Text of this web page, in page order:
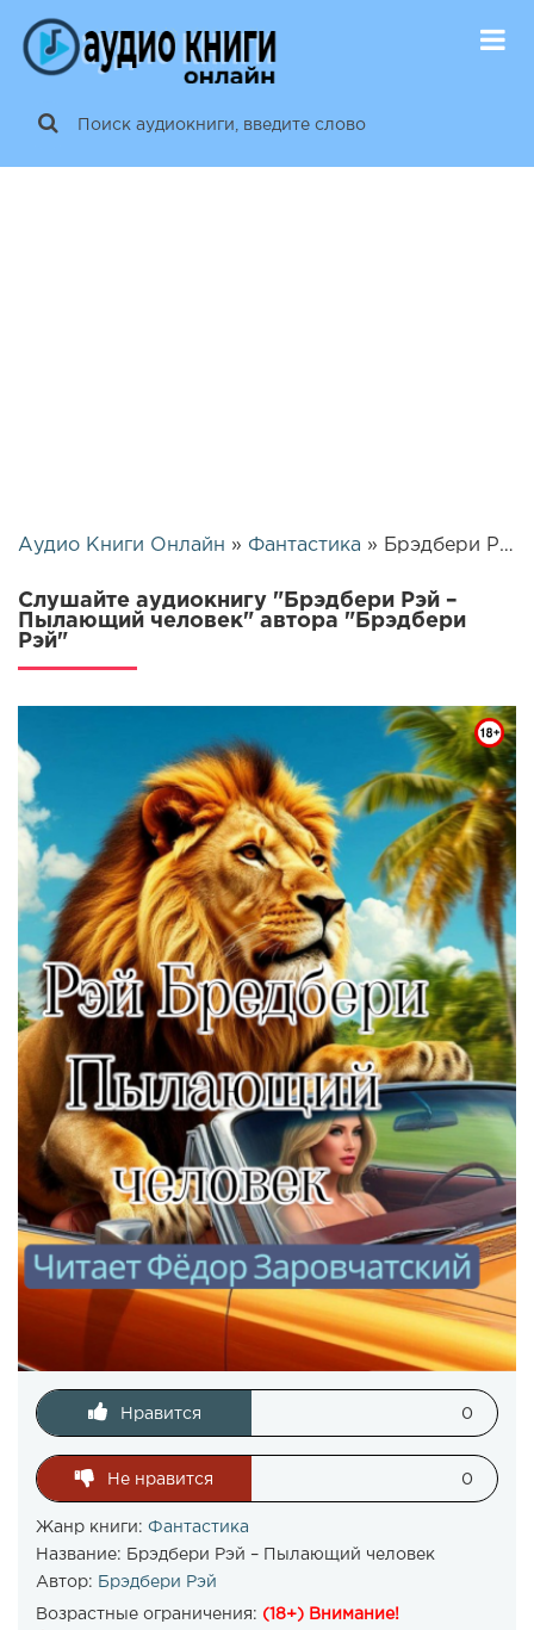
Аудио Книги Онлайн » Фантастика » Брэдбери Рэй – Пылающий человек | 25937
Слушайте аудиокнигу "Брэдбери Рэй –
Пылающий человек" автора "Брэдбери
Рэй"
Нравится 0
Не нравится 0
Жанр книги: Фантастика
Название: Брэдбери Рэй – Пылающий человек
Автор: Брэдбери Рэй
Возрастные ограничения: (18+) Внимание!